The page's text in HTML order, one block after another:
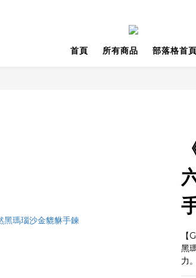
首頁 所有商品 部落格首頁
黑
力。